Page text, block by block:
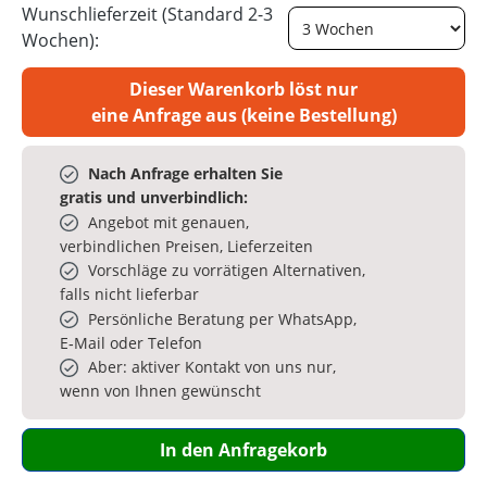
Wunschlieferzeit (Standard 2-3
Wochen):
Dieser Warenkorb löst nur
eine Anfrage aus (keine Bestellung)
Nach Anfrage erhalten Sie
gratis und unverbindlich:
Angebot mit genauen,
verbindlichen Preisen, Lieferzeiten
Vorschläge zu vorrätigen Alternativen,
falls nicht lieferbar
Persönliche Beratung per WhatsApp,
E‑Mail oder Telefon
Aber: aktiver Kontakt von uns nur,
wenn von Ihnen gewünscht
In den Anfragekorb